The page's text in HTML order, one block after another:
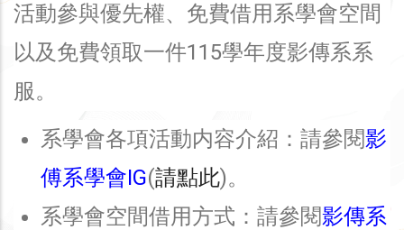
活動參與優先權、免費借用系學會空間
以及免費領取一件115學年度影傳系系
服。
系學會各項活動内容介紹：請參閱影
傅系學會IG(請點此)。
系學會空間借用方式：請參閱影傳系